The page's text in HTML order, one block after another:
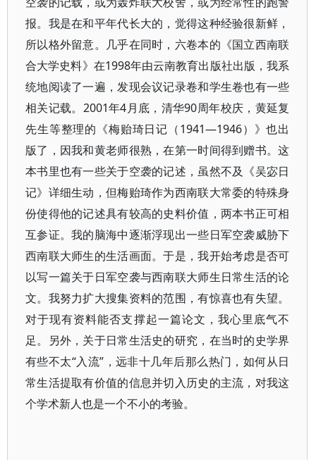
报。我是在和平年代长大的，觉得这种经验很新鲜，
所以格外留意。几乎在同时，六卷本的《国立西南联
合大学史料》在1998年由云南教育出版社出版，我系
统地阅读了一遍，发现会议记录卷和学生卷也有一些
相关记载。2001年4月底，清华90周年校庆，黄延复
先生等整理的《梅贻琦日记（1941—1946）》也出
版了，因我和黄老师很熟，在第一时间得到赠书。这
本书里也有一些关于空袭的记述，虽然不及《吴宓日
记》详细生动，但梅贻琦作为西南联大常委的特殊身
份使得他的记述具有较高的史料价值，两本书正可相
互参证。我的脑海中逐渐浮现出一些日军空袭威胁下
西南联大师生的生活画面。于是，我开始考虑是否可
以写一篇关于日军空袭与西南联大师生日常生活的论
文。我努力扩大搜集资料的范围，有惊喜也有失望。
对于现有资料能否支撑起一篇论文，我心里底气不
足。另外，关于日常生活史的研究，在当时的史学界
有些不太“入流”，远非十几年后那么热门，如何从日
常生活提取有价值的信息并切入历史的主流，对我这
个学术新人也是一个不小的考验。